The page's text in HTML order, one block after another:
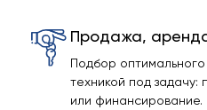
Продажа,
Подбор
техникой под задачу:
или финансирование.